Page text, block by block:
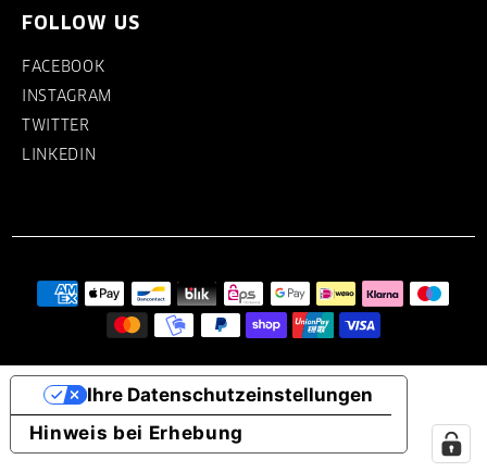
FOLLOW US
FACEBOOK
INSTAGRAM
TWITTER
LINKEDIN
Hinweis bei Erhebung
Ihre Datenschutzeinstellungen